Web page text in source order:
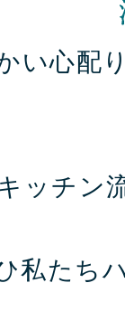
い心配
キッチン
私たち